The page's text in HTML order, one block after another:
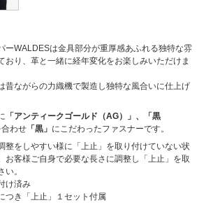
ーWALDESは金具部分が重厚感あふれる独特な雰
おり、革と一緒に経年変化をお楽しみいただけま
昔ながらの力織機で製造し独特な風合いに仕上げ
「アンティークゴールド（AG）」、「黒
わせ 「黒」 にこだわったファスナーです。
整をしやすい様に「上止」を取り付けていない状
お客様ご自身で必要な長さに調整し「上止」を取
い。
け済み
つき「上止」１セット付属